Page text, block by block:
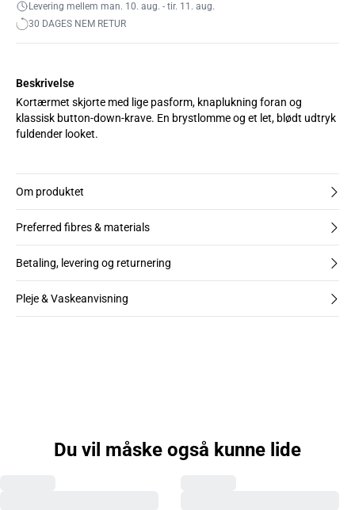
Levering mellem man. 10. aug. - tir. 11. aug.
30 DAGES NEM RETUR
Beskrivelse
Kortærmet skjorte med lige pasform, knaplukning foran og
klassisk button-down-krave. En brystlomme og et let, blødt udtryk
fuldender looket.
Om produktet
Preferred fibres & materials
Betaling, levering og returnering
Pleje & Vaskeanvisning
Du vil måske også kunne lide